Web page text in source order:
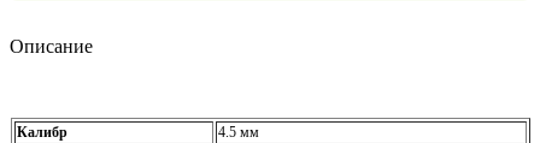
Описание
Калибр
4.5 мм